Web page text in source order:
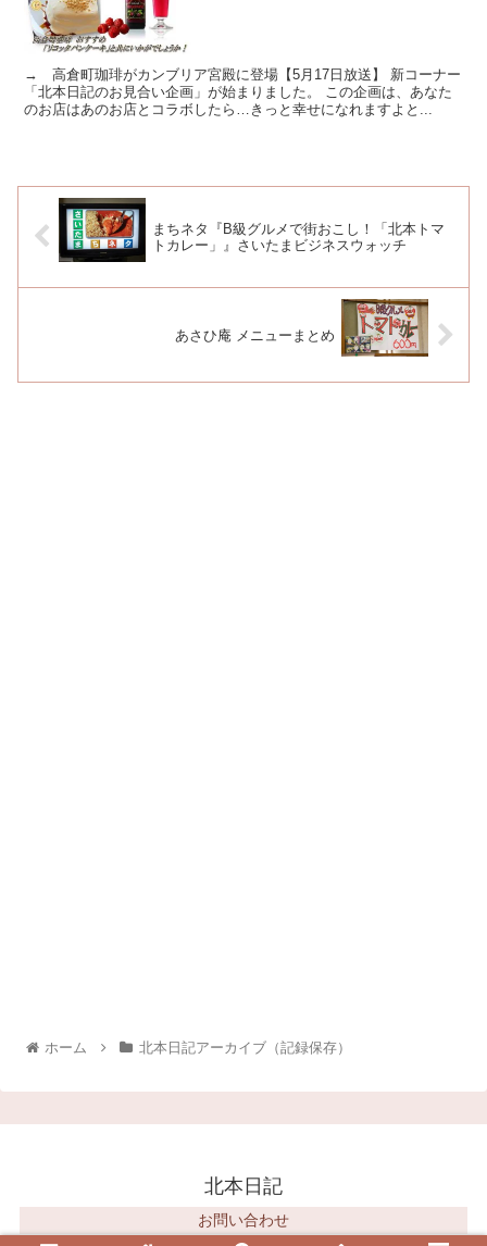
→ 高倉町珈琲がカンブリア宮殿に登場【5月17日放送】 新コーナー
「北本日記のお見合い企画」が始まりました。 この企画は、あなた
のお店はあのお店とコラボしたら…きっと幸せになれますよと...
まちネタ『B級グルメで街おこし！「北本トマ
トカレー」』さいたまビジネスウォッチ
あさひ庵 メニューまとめ
ホーム 北本日記アーカイブ（記録保存）
北本日記
お問い合わせ